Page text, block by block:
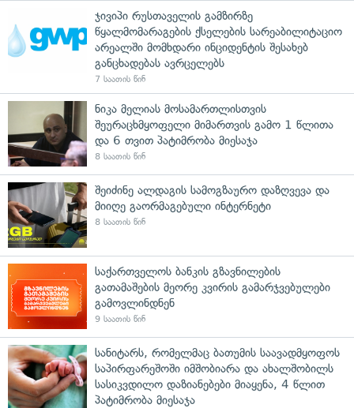
ჯივიპი რუსთაველის გამზირზე
წყალმომარაგების ქსელების სარეაბილიტაციო
არეალში მომხდარი ინციდენტის შესახებ
განცხადებას ავრცელებს
7 საათის წინ
ნიკა მელიას მოსამართლისთვის
შეურაცხმყოფელი მიმართვის გამო 1 წლითა
და 6 თვით პატიმრობა მიესაჯა
8 საათის წინ
შეიძინე ალდაგის სამოგზაურო დაზღვევა და
მიიღე გაორმაგებული ინტერნეტი
8 საათის წინ
საქართველოს ბანკის გზავნილების
გათამაშების მეორე კვირის გამარჯვებულები
გამოვლინდნენ
9 საათის წინ
სანიტარს, რომელმაც ბათუმის საავადმყოფოს
საპირფარეშოში იმშობიარა და ახალშობილს
სასიკვდილო დაზიანებები მიაყენა, 4 წლით
პატიმრობა მიესაჯა